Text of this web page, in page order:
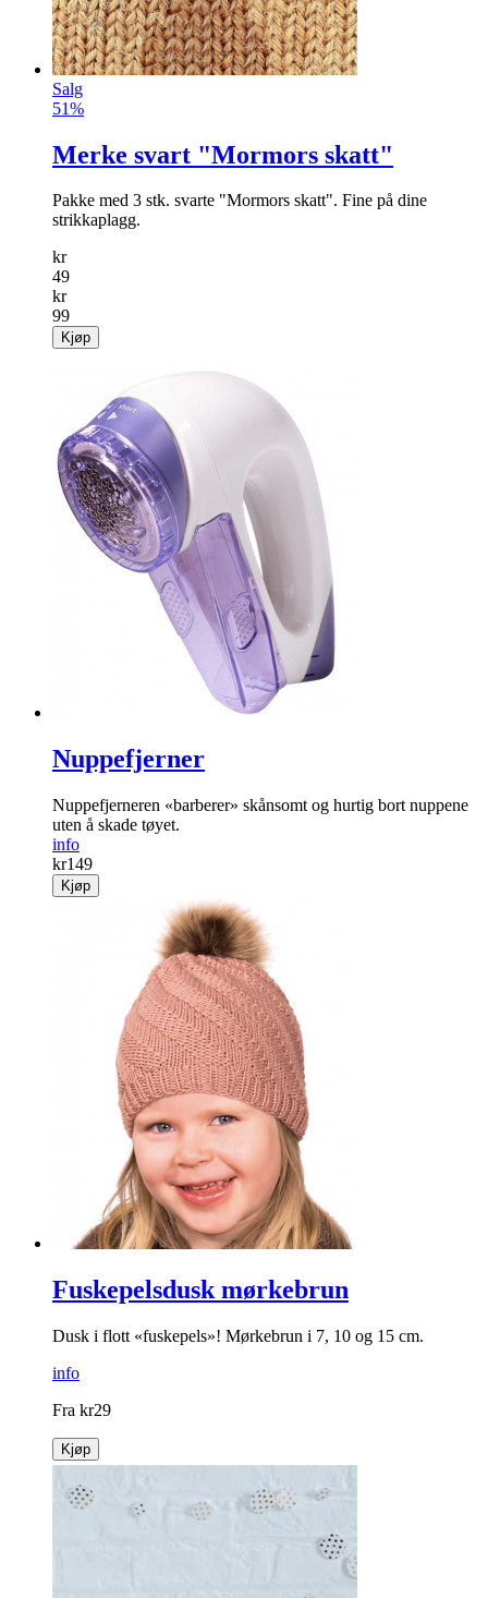
Salg
51%
Merke svart "Mormors skatt"
Pakke med 3 stk. svarte "Mormors skatt". Fine på dine
strikkaplagg.
kr
49
kr
99
Kjøp
Nuppefjerner
Nuppefjerneren «barberer» skånsomt og hurtig bort nuppene
uten å skade tøyet.
info
kr149
Kjøp
Fuskepelsdusk mørkebrun
Dusk i flott «fuskepels»! Mørkebrun i 7, 10 og 15 cm.
info
Fra kr29
Kjøp